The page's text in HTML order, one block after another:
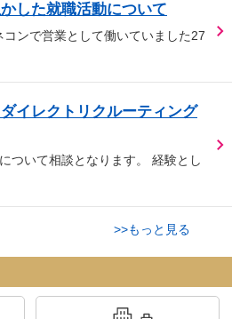
した就職活動について
ンで営業として働いていました27
イレクトリクルーティング
ついて相談となります。 経験とし
>>もっと見る